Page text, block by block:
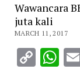
Wawancara
juta kali
MARCH 11, 2017
Copy